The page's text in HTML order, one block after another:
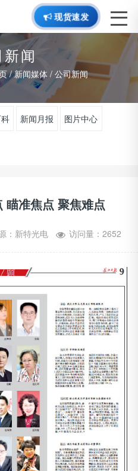
现货速发
闻
/新闻媒体/ 公司新闻
新闻月报 图片中心
瞄准焦点 聚焦难点
：新特光电 访问量：2652